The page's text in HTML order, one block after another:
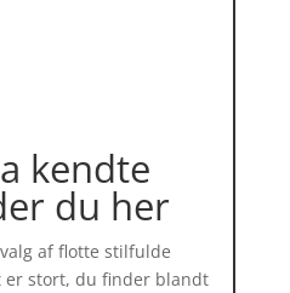
kendte
du her
af flotte stilfulde
er stort, du finder blandt